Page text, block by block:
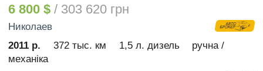
6 800 $ / 303 620 грн
Николаев
2011 р.
372 тыс. км 1,5 л. дизель
ручна /
механіка